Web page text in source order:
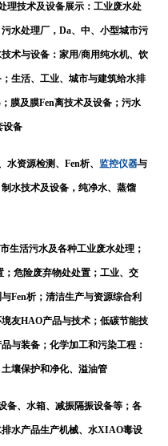
理技术及设备展示：工业废水处
水处理厂，Da、中、小型城市污
术与设备：家用/商用纯水机、饮
生活、工业、城市与建筑给水排
；膜及膜Fen离技术及设备；污水
设备
水资源检测、 Fen析、 监控仪器与
水技术及设备，纯净水、蒸馏
生活污水及各种工业废水处理；
；危险废弃物处处置；工业、交
Fen析；清洁生产与资源综合利
友HAO产品与技术；低碳节能技
与装备；化学加工和污染工程：
壤保护和净化、溢油管
备、水箱、减振隔振设备等；各
水产品生产机械、水XIAO毒设